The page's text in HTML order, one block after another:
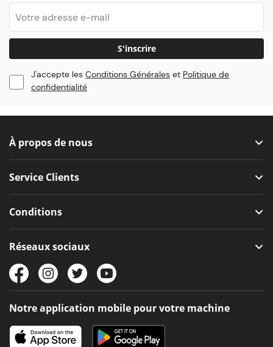
S'inscrire
J'accepte les Conditions Générales et Politique de
confidentialité
À propos de nous
Service Clients
Conditions
Réseaux sociaux
Notre application mobile pour votre machine